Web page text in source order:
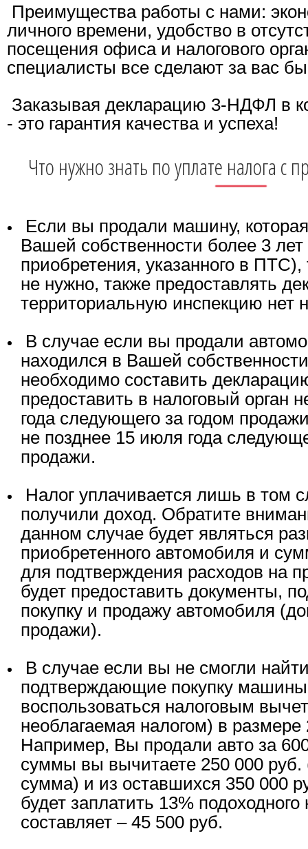
Преимущества работы с нами:
личного времени, удобство в
посещения офиса и налогового
специалисты все сделают за вас
Заказывая декларацию 3-НДФЛ в
- это гарантия качества и успеха!
Что нужно знать по уплате налога с
Если вы продали машину,
Вашей собственности более 3
приобретения, указанного в ПТС),
не нужно, также предоставлять
территориальную инспекцию нет
В случае если вы продали
находился в Вашей
необходимо составить
предоставить в налоговый орган
года следующего за годом
не позднее 15 июля года
продажи.
Налог уплачивается лишь в том
получили доход. Обратите
данном случае будет являться
приобретенного автомобиля и
для подтверждения расходов на
будет предоставить документы,
покупку и продажу автомобиля
продажи).
В случае если вы не смогли
подтверждающие покупку
воспользоваться налоговым
необлагаемая налогом) в размере
Например, Вы продали авто за
суммы вы вычитаете 250 000 руб.
сумма) и из оставшихся 350 000
будет заплатить 13% подоходного
составляет – 45 500 руб.